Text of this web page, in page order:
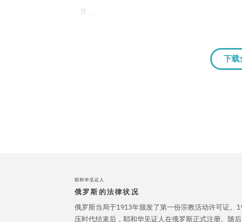
Я …
下载
耶和华见证人
俄罗斯的法律状况
俄罗斯当局于1913年颁发了第一份宗教活动许可证。
压时代结束后，耶和华见证人在俄罗斯正式注册。随